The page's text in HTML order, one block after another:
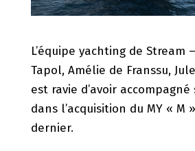
L’équipe yachting de Stream
Tapol, Amélie de Franssu,
est ravie d’avoir
dans l’acquisition du MY « M
dernier.